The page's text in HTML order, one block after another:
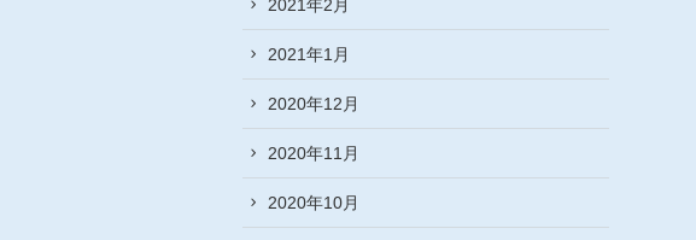
2021年2月
2021年1月
2020年12月
2020年11月
2020年10月